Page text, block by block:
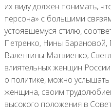
их виду должен понимать,
персона» с большими
устоявшемуся стилю,
Петренко, Нины Барановой,
Валентины Матвиенко,
влиятельных женщин
о политике, можно
женщина, своим
высокого положения в